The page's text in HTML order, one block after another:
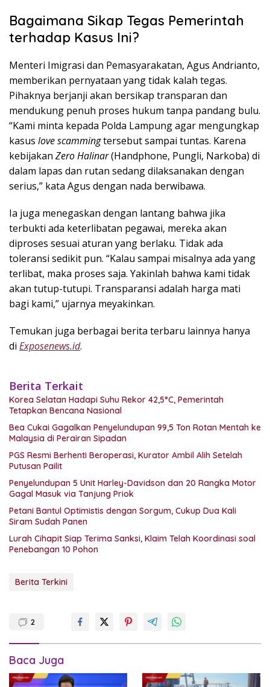
Bagaimana Sikap Tegas Pemerintah
terhadap Kasus Ini?
Menteri Imigrasi dan Pemasyarakatan, Agus Andrianto,
memberikan pernyataan yang tidak kalah tegas.
Pihaknya berjanji akan bersikap transparan dan
mendukung penuh proses hukum tanpa pandang bulu.
“Kami minta kepada Polda Lampung agar mengungkap
kasus love scammingtersebut sampai tuntas. Karena
kebijakan Zero Halinar(Handphone, Pungli, Narkoba) di
dalam lapas dan rutan sedang dilaksanakan dengan
serius,” kata Agus dengan nada berwibawa.
Ia juga menegaskan dengan lantang bahwa jika
terbukti ada keterlibatan pegawai, mereka akan
diproses sesuai aturan yang berlaku. Tidak ada
toleransi sedikit pun. “Kalau sampai misalnya ada yang
terlibat, maka proses saja. Yakinlah bahwa kami tidak
akan tutup-tutupi. Transparansi adalah harga mati
bagi kami,” ujarnya meyakinkan.
Temukan juga berbagai berita terbaru lainnya hanya
di Exposenews.id.
Berita Terkait
Korea Selatan Hadapi Suhu Rekor 42,5°C, Pemerintah
Tetapkan Bencana Nasional
Bea Cukai Gagalkan Penyelundupan 99,5 Ton Rotan Mentah ke
Malaysia di Perairan Sipadan
PGS Resmi Berhenti Beroperasi, Kurator Ambil Alih Setelah
Putusan Pailit
Penyelundupan 5 Unit Harley-Davidson dan 20 Rangka Motor
Gagal Masuk via Tanjung Priok
Petani Bantul Optimistis dengan Sorgum, Cukup Dua Kali
Siram Sudah Panen
Lurah Cihapit Siap Terima Sanksi, Klaim Telah Koordinasi soal
Penebangan 10 Pohon
Berita Terkini
2
Baca Juga